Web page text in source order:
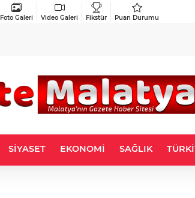
Foto Galeri Video Galeri Fikstür Puan Durumu
SİYASET EKONOMİ SAĞLIK